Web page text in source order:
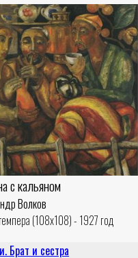
с кальяном
Волков
(108x108) - 1927 год